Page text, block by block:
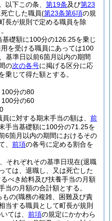
以下この条、 第19条及び第23
亡した職員(第23条第6項の規
長が規則で定める職員を除
礎額に100分の126.25を乗じ
を受ける職員にあっては100
基準日以前6箇月以内の期間
の次の各号に掲げる区分に応
乗じて得た額とする。
分の80
分の60
に対する期末手当の額は、 前
手当基礎額に100分の71.25を
6箇月以内の期間におけるその
、 前項の各号に定める割合を
それぞれその基準日現在(退職
ては、退職し、又は死亡した
べき給料及び扶養手当の月額
当の月額の合計額とする。
もの(職務の複雑、困難及び責
当する職員として町長が規則
ては、 前項の規定にかかわら